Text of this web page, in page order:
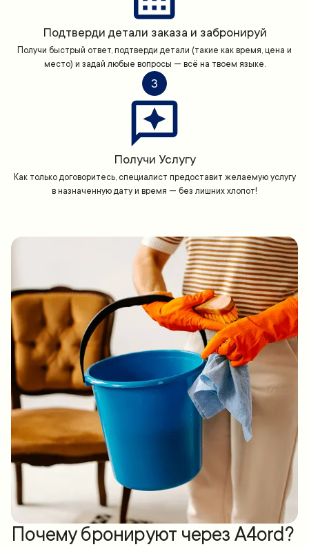
Подтверди детали заказа и забронируй
Получи быстрый ответ, подтверди детали (такие как время, цена и
место) и задай любые вопросы — всё на твоем языке.
3
Получи Услугу
Как только договоритесь, специалист предоставит желаемую услугу
в назначенную дату и время — без лишних хлопот!
Почему бронируют через A4ord?